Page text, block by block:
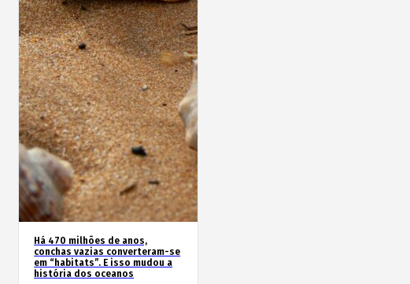
Há 470 milhões de anos,
conchas vazias converteram-se
em “habitats”. E isso mudou a
história dos oceanos